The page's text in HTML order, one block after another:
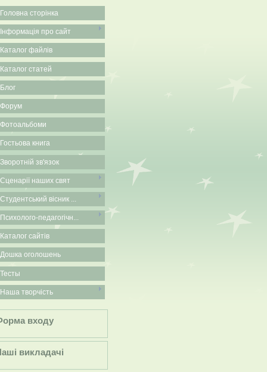
Головна сторінка
Інформація про сайт
Каталог файлів
Каталог статей
Блог
Форум
Фотоальбоми
Гостьова книга
Зворотній зв'язок
Сценарії наших свят
Студентський вісник ...
Психолого-педагогічн...
Каталог сайтів
Дошка оголошень
Тесты
Наша творчість
входу
викладачі